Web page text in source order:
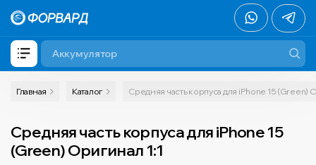
Главная Каталог Средняя часть корпуса для iPhone 15 (Green)
Средняя часть корпуса для iPhone 15
(Green) Оригинал 1:1